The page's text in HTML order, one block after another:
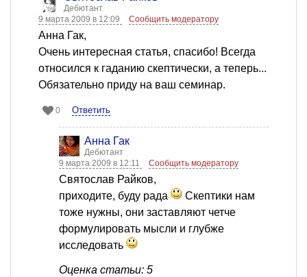
Дебютант
9 марта 2009 в 12:09
Сообщить модератору
Анна Гак,
Очень интересная статья, спасибо! Всегда
относился к гаданию скептически, а теперь...
Обязательно приду на ваш семинар.
0 Ответить
Анна Гак
Дебютант
9 марта 2009 в 12:11
Сообщить модератору
Святослав Райков,
приходите, буду рада
Скептики нам
тоже нужны, они заставляют четче
формулировать мысли и глубже
исследовать
Оценка статьи: 5